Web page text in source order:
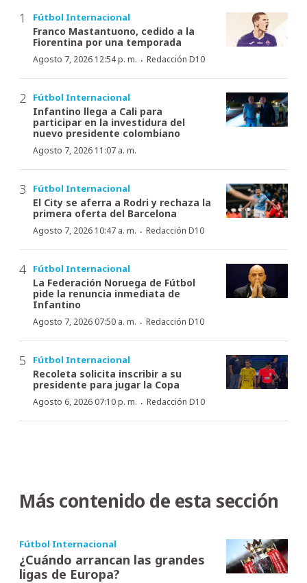
Fútbol Internacional
Franco Mastantuono, cedido a la
Fiorentina por una temporada
Agosto 7, 2026 12:54 p. m. · Redacción D10
Fútbol Internacional
Infantino llega a Cali para
participar en la investidura del
nuevo presidente colombiano
Agosto 7, 2026 11:07 a. m.
Fútbol Internacional
El City se aferra a Rodri y rechaza la
primera oferta del Barcelona
Agosto 7, 2026 10:47 a. m. · Redacción D10
Fútbol Internacional
La Federación Noruega de Fútbol
pide la renuncia inmediata de
Infantino
Agosto 7, 2026 07:50 a. m. · Redacción D10
Fútbol Internacional
Recoleta solicita inscribir a su
presidente para jugar la Copa
Agosto 6, 2026 07:10 p. m. · Redacción D10
Más contenido de esta sección
Fútbol Internacional
¿Cuándo arrancan las grandes
ligas de Europa?